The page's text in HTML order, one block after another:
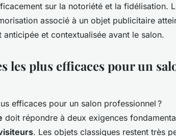
sur la notoriété et la fidélisation.
associé à un objet publicitaire
et contextualisée avant le salon.
les plus efficaces pour un
doit répondre à deux exigences
. Les objets classiques restent très